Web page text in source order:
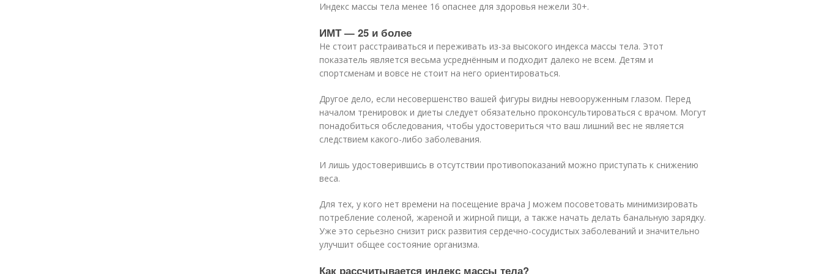
Индекс массы тела менее 16 опаснее для здоровья нежели 30+.
ИМТ — 25 и более
Не стоит расстраиваться и переживать из-за высокого индекса массы тела. Этот
показатель является весьма усреднённым и подходит далеко не всем. Детям и
спортсменам и вовсе не стоит на него ориентироваться.
Другое дело, если несовершенство вашей фигуры видны невооруженным глазом. Перед
началом тренировок и диеты следует обязательно проконсультироваться с врачом. Могут
понадобиться обследования, чтобы удостовериться что ваш лишний вес не является
следствием какого-либо заболевания.
И лишь удостоверившись в отсутствии противопоказаний можно приступать к снижению
веса.
Для тех, у кого нет времени на посещение врача J можем посоветовать минимизировать
потребление соленой, жареной и жирной пищи, а также начать делать банальную зарядку.
Уже это серьезно снизит риск развития сердечно-сосудистых заболеваний и значительно
улучшит общее состояние организма.
Как рассчитывается индекс массы тела?